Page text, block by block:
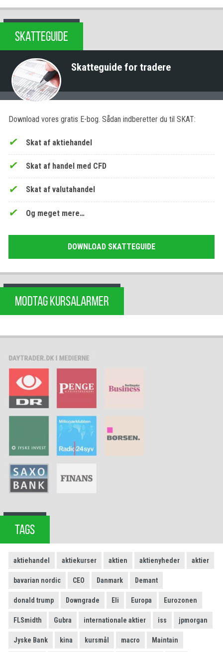
SKATTEGUIDE
Skatteguide for tradere
Download vores gratis E-bog. Sådan indberetter du til SKAT:
Skat af aktiehandel
Skat af handel med CFD
Skat af valutahandel
Og meget mere…
DOWNLOAD SKATTEGUIDE
MODTAG KURSALARMER
TAGS
aktiehandel aktiekurser aktien aktienyheder aktier
bavarian nordic CEO Danmark Demant
donald trump Downgrade Eli Europa Eurozonen
FLSmidth Gubra internationale aktier iss jpmorgan
Jyske Bank kina kursmål macro Maintain